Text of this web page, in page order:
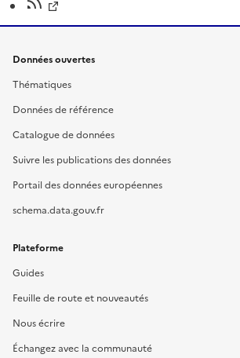
Données ouvertes
Thématiques
Données de référence
Catalogue de données
Suivre les publications des données
Portail des données européennes
schema.data.gouv.fr
Plateforme
Guides
Feuille de route et nouveautés
Nous écrire
Échangez avec la communauté